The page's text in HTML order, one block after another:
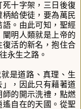
十字架，三日後復
給使徒，要為萬民
。由此可知，聖經
明人類就是上帝的
活的新名，抱住合
永生之路。
就是道路、真理、生
，因此只有藉著道
的開示洗禮，點燃
自在的天國。從聖